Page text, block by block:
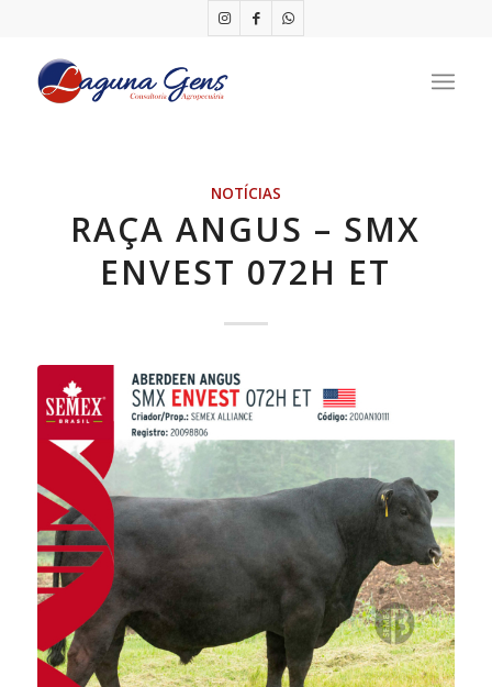
NOTÍCIAS
RAÇA ANGUS – SMX
ENVEST 072H ET